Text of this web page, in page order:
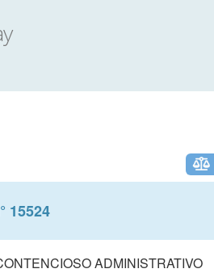
15524
ADMINISTRATIVO